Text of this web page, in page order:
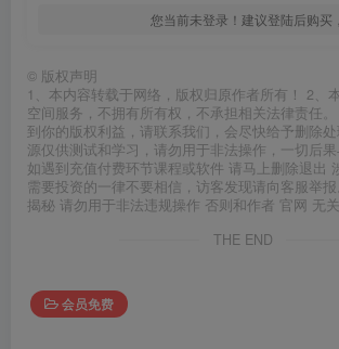
您当前未登录！建议登陆后购买
© 版权声明
1、本内容转载于网络，版权归原作者所有！ 2、
空间服务，不拥有所有权，不承担相关法律责任
到你的版权利益，请联系我们，会尽快给予删除
源仅供测试和学习，请勿用于非法操作，一切后果
如遇到充值付费环节课程或软件 请马上删除退出
需要投资的一律不要相信，访客发现请向客服举
揭秘 请勿用于非法违规操作 否则和作者 官网 无关
THE END
会员免费